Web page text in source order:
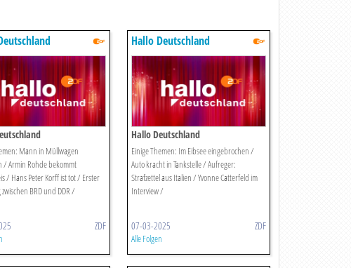
Mann in Müllwagen
/ Armin Rohde bekommt
/ Hans Peter Korff ist tot / Erster
BRD und DDR /
ZDF
Hallo Deutschland
Hallo Deutschland
Einige Themen: Im Eibsee eingebrochen /
Auto kracht in Tankstelle / Aufreger:
Strafzettel aus Italien / Yvonne Catterfeld im
Interview /
07-03-2025 ZDF
Alle Folgen